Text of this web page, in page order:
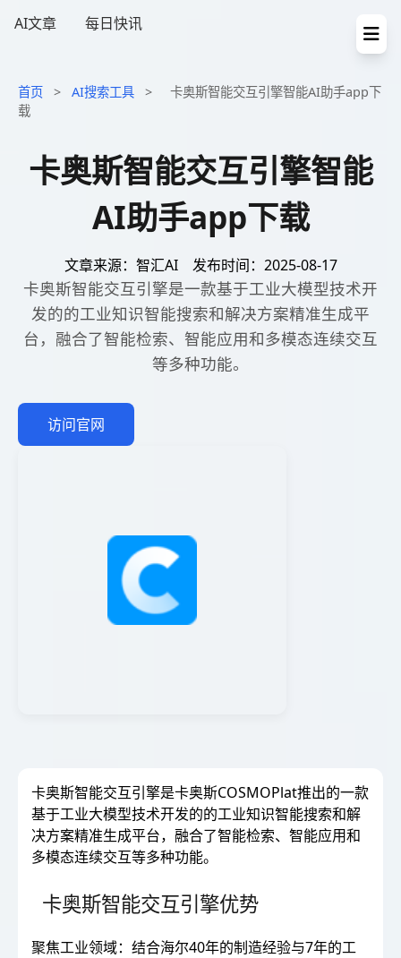
AI文章 每日快讯
首页 > AI搜索工具 >
卡奥斯智能交互引擎智能AI助手app下
载
卡奥斯智能交互引擎智能
AI助手app下载
文章来源：智汇AI 发布时间：2025-08-17
卡奥斯智能交互引擎是一款基于工业大模型技术开
发的的工业知识智能搜索和解决方案精准生成平
台，融合了智能检索、智能应用和多模态连续交互
等多种功能。
访问官网
卡奥斯智能交互引擎是卡奥斯COSMOPlat推出的一款
基于工业大模型技术开发的的工业知识智能搜索和解
决方案精准生成平台，融合了智能检索、智能应用和
多模态连续交互等多种功能。
卡奥斯智能交互引擎优势
聚焦工业领域：结合海尔40年的制造经验与7年的工